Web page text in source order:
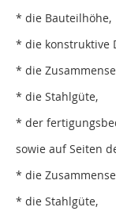
* die Bauteilhöhe,
* die konstruktive
* die
* die Stahlgüte,
* der
sowie auf Seiten
* die
* die Stahlgüte,